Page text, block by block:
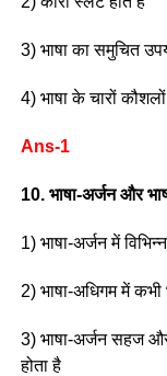
3) भाषा का समुचित
4) भाषा के चारों
Ans-1
10. भाषा-अर्जन और
1) भाषा-अर्जन में
2) भाषा-अधिगम में कभी
3) भाषा-अर्जन सहज और
होता है